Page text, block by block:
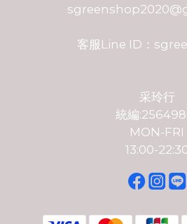
客服Line ID：
采玲行
統編
MON-FRI
13:00-